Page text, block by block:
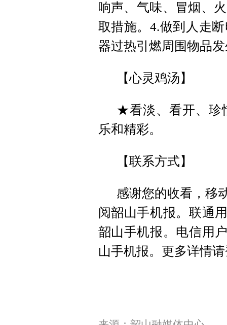
响声、气味、冒烟、
取措施。4.做到人走
器过热引燃周围物品
【心灵鸡汤】
★看淡、看开、珍
乐和精彩。
【联系方式】
感谢您的收看，移
阅韶山手机报。联通
韶山手机报。电信用
山手机报。更多详情